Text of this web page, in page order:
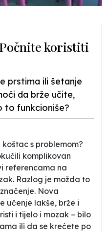
koristiti
prstima ili šetanje
da brže učite,
to funkcioniše?
koštac s problemom?
komplikovan
referencama na
Razlog je možda to
Nova
učenje lakše, brže i
i tijelo i mozak – bilo
ili da se krećete po